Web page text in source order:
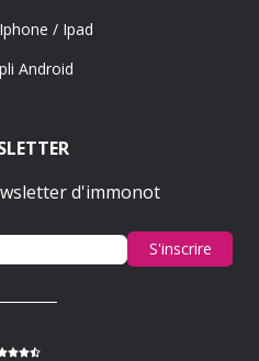
/ Ipad
Android
d'immonot
S'inscrire